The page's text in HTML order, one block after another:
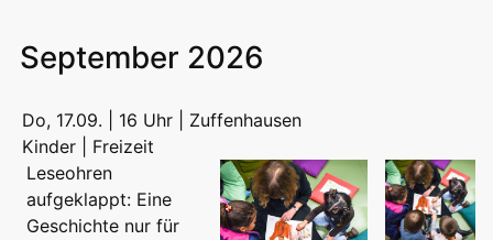
September 2026
Do, 17.09. | 16 Uhr | Zuffenhausen
Kinder | Freizeit
Leseohren
aufgeklappt: Eine
Geschichte nur für